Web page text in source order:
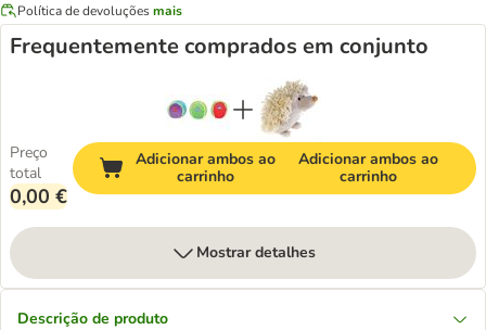
Política de devoluçõesmais
Frequentemente comprados em conjunto
Preço
total
0,00 €
Adicionar ambos ao
carrinho
Adicionar ambos ao
carrinho
Mostrar detalhes
Descrição de produto